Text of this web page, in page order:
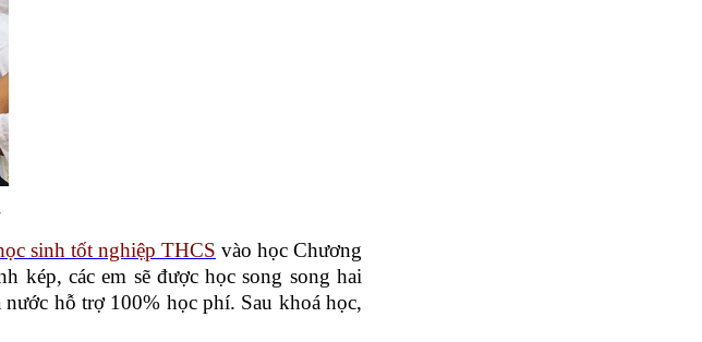
sinh tốt nghiệp THCS vào học Chương
kép, các em sẽ được học song song hai
hỗ trợ 100% học phí. Sau khoá học,